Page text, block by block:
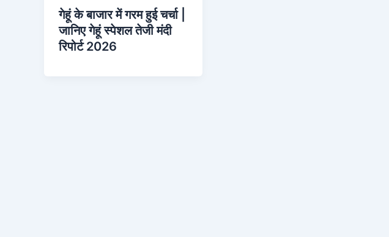
गेहूं के बाजार में गरम हुई चर्चा |
जानिए गेहूं स्पेशल तेजी मंदी
रिपोर्ट 2026